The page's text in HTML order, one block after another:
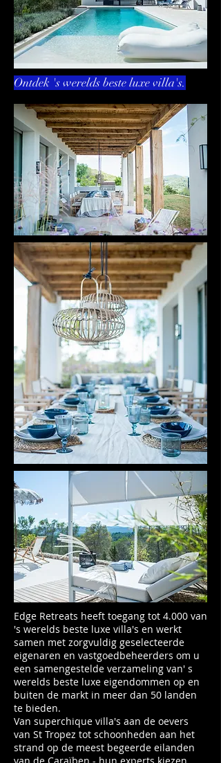
Ontdek 's werelds beste luxe villa's.
Edge Retreats heeft toegang tot 4.000 van
's werelds beste luxe villa's en werkt
samen met zorgvuldig geselecteerde
eigenaren en vastgoedbeheerders om u
een samengestelde verzameling van' s
werelds beste luxe eigendommen op en
buiten de markt in meer dan 50 landen
te bieden.
Van superchique villa's aan de oevers
van St Tropez tot schoonheden aan het
strand op de meest begeerde eilanden